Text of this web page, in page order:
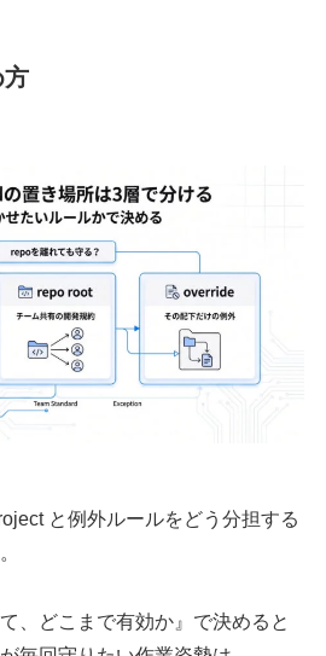
方
と例外ルールをどう分担する
、どこまで有効か』で決めると